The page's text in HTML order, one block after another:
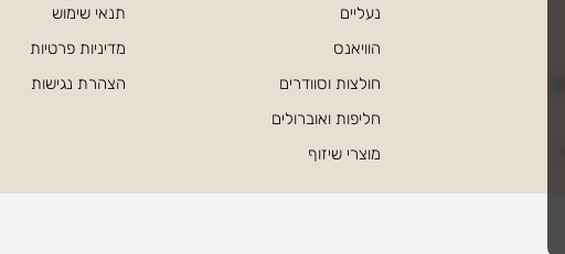
נעליים
הוויאנס
חולצות וסוודרים
חליפות ואוברולים
מוצרי שיזוף
תנאי שימוש
מדיניות פרטיות
הצהרת נגישות